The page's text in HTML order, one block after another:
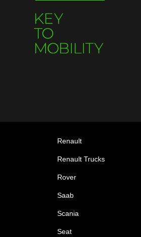
Renault
Renault Trucks
Rover
Saab
Scania
Seat